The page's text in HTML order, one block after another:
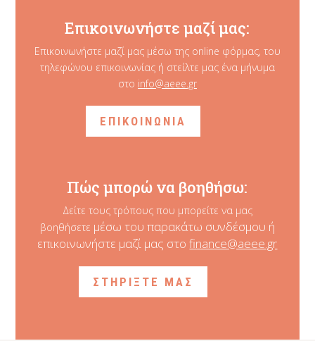
Επικοινωνήστε μαζί μας:
Επικοινωνήστε μαζί μας μέσω της online φόρμας, του
τηλεφώνου επικοινωνίας ή στείλτε μας ένα μήνυμα
στο info@aeee.gr
ΕΠΙΚΟΙΝΩΝΙΑ
Πώς μπορώ να βοηθήσω:
Δείτε τους τρόπους που μπορείτε να μας
βοηθήσετε μέσω του παρακάτω συνδέσμου ή
επικοινωνήστε μαζί μας στοfinance@aeee.gr
ΣΤΗΡΙΞΤΕ ΜΑΣ